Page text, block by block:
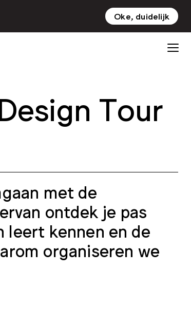
NL EN
Tour
met de
ontdek je pas
leert kennen en de
organiseren we
Oke, duidelijk